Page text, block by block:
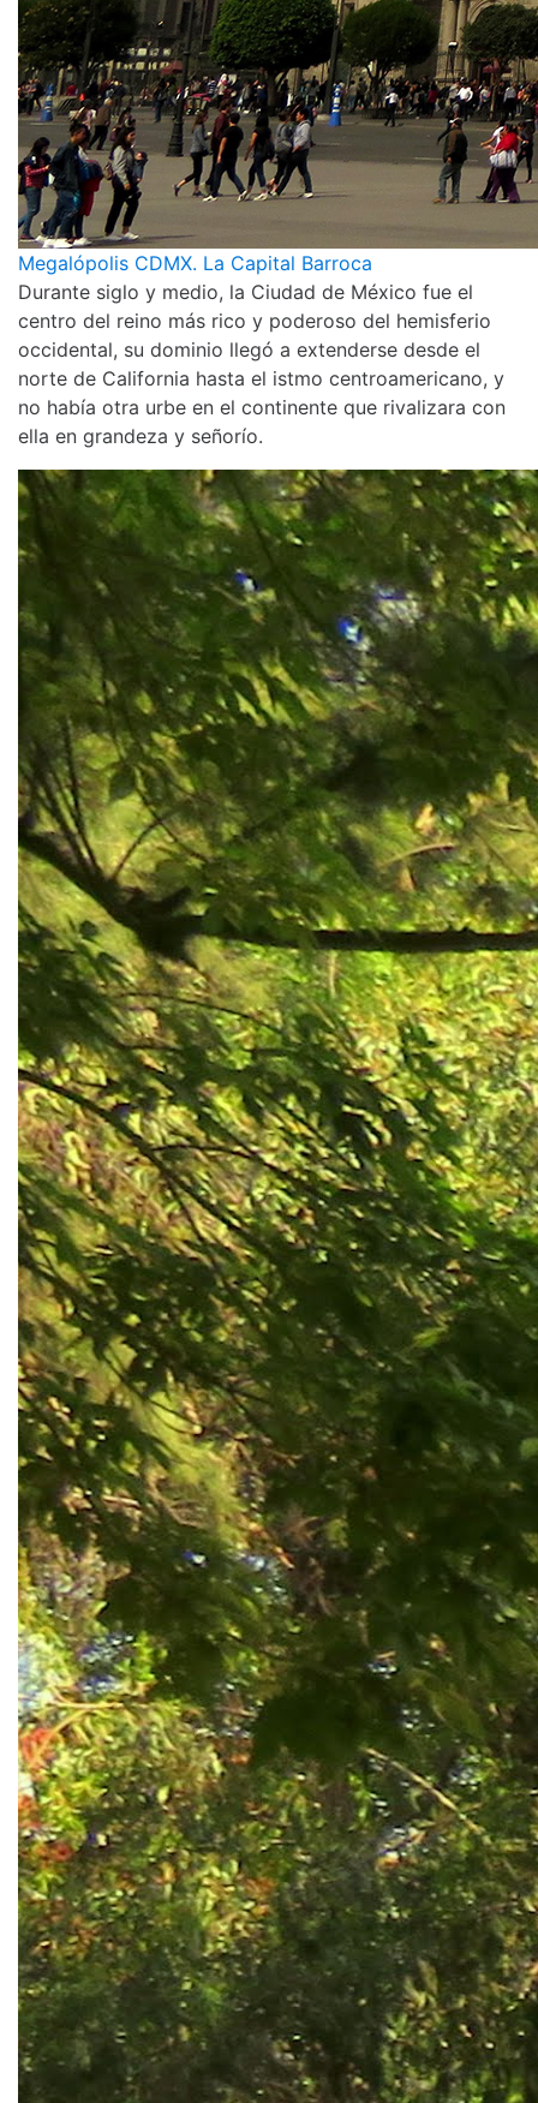
Megalópolis CDMX. La Capital Barroca
Durante siglo y medio, la Ciudad de México fue el
centro del reino más rico y poderoso del hemisferio
occidental, su dominio llegó a extenderse desde el
norte de California hasta el istmo centroamericano, y
no había otra urbe en el continente que rivalizara con
ella en grandeza y señorío.